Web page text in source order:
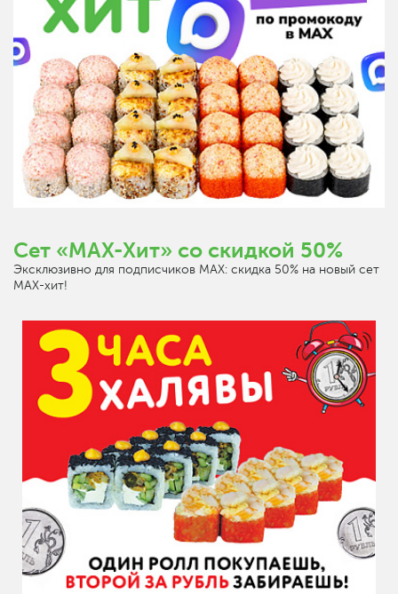
Сет «MAX-Хит» со скидкой 50%
Эксклюзивно для подписчиков MAX: скидка 50% на новый сет
МАХ-хит!